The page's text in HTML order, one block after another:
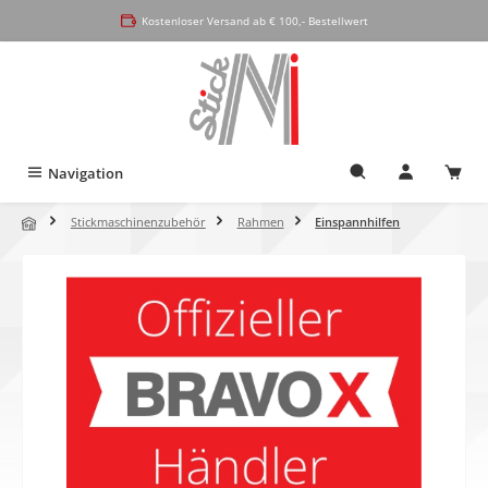
Kostenloser Versand ab € 100,- Bestellwert
Navigation
Stickmaschinenzubehör Rahmen Einspannhilfen